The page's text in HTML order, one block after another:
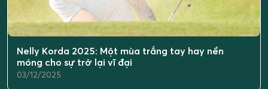
Nelly Korda 2025: Một mùa trắng tay hay nền
móng cho sự trở lại vĩ đại
03/12/2025